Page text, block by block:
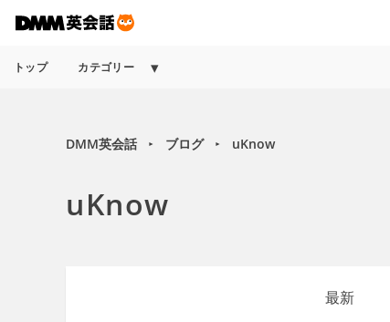
トップ カテゴリー
DMM英会話 ► ブログ ► uKnow
uKnow
最新